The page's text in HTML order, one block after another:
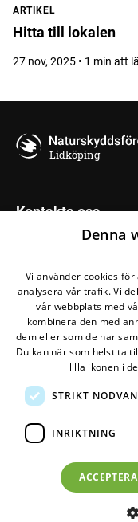
ARTIKEL
Hitta till lokalen
27 nov, 2025 • 1 min att
Lidköping
Kontakta oss
531 98 Lidköping
0702390626
Maila oss
Den här
Miljöval-märkt
©2026
Om personuppgifter
Om cookies
Denna
Vi använder cookies
analysera vår trafik. Vi
vår webbplats med
kombinera den med
dem eller som de har
Du kan när som helst ta
lilla ikonen i
STRIKT
INRIKTNING